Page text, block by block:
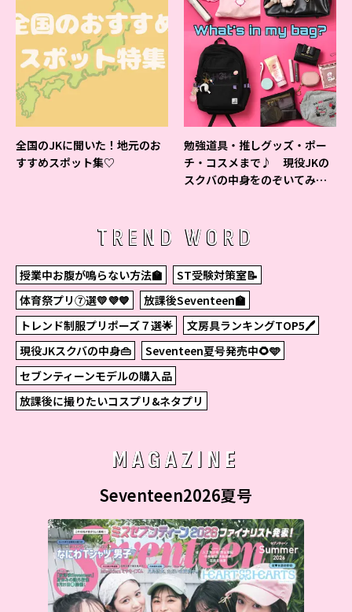
全国のJKに聞いた！地元のお
すすめスポット集♡
勉強道具・推しグッズ・ポー
チ・コスメまで♪ 現役JKの
スクバの中身をのぞいてみ
TREND WORD
授業中お腹が鳴らない方法🏫
ST受験対策室📝
体育祭プリ⑦選💛💜💙
放課後Seventeen🏫
トレンド制服プリポーズ７選🌟
文房具ランキングTOP5🖊
現役JKスクバの中身👜
Seventeen夏号発売中🌻🩵
セブンティーンモデルの購入品
放課後に撮りたいコスプリ&ネタプリ
MAGAZINE
Seventeen2026夏号